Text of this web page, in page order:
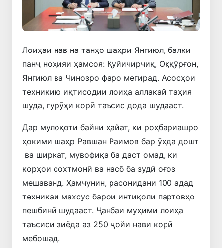
Лоиҳаи нав на танҳо шаҳри Янгиюл, балки
панҷ ноҳияи ҳамсоя: Қуйичирчиқ, Оққӯрғон,
Янгиюл ва Чинозро фаро мегирад. Асосҳои
техникию иқтисодии лоиҳа аллакай таҳия
шуда, гурӯҳи корӣ таъсис дода шудааст.
Дар мулоқоти байни ҳайат, ки роҳбариашро
ҳокими шаҳр Равшан Раимов бар ӯҳда дошт
ва ширкат, мувофиқа ба даст омад, ки
корҳои сохтмонӣ ва насб ба зудӣ оғоз
мешаванд. Ҳамчунин, расонидани 100 адад
техникаи махсус барои интиқоли партовҳо
пешбинӣ шудааст. Ҷанбаи муҳими лоиҳа
таъсиси зиёда аз 250 ҷойи нави корӣ
мебошад.